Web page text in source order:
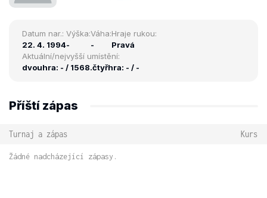
Datum nar.:
22. 4. 1994
Výška:
-
Váha:
-
Hraje rukou:
Pravá
Aktuální/nejvyšší umístění:
dvouhra: - / 1568.čtyřhra: - / -
Příští zápas
Turnaj a zápas Kurs
Žádné nadcházející zápasy.